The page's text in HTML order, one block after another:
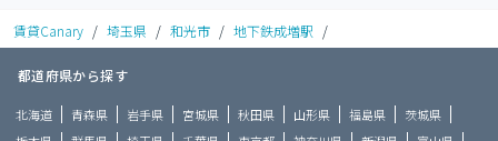
賃貸Canary / 埼玉県 / 和光市 / 地下鉄成増駅 /
都道府県から探す
北海道 青森県 岩手県 宮城県 秋田県 山形県 福島県
茨城県